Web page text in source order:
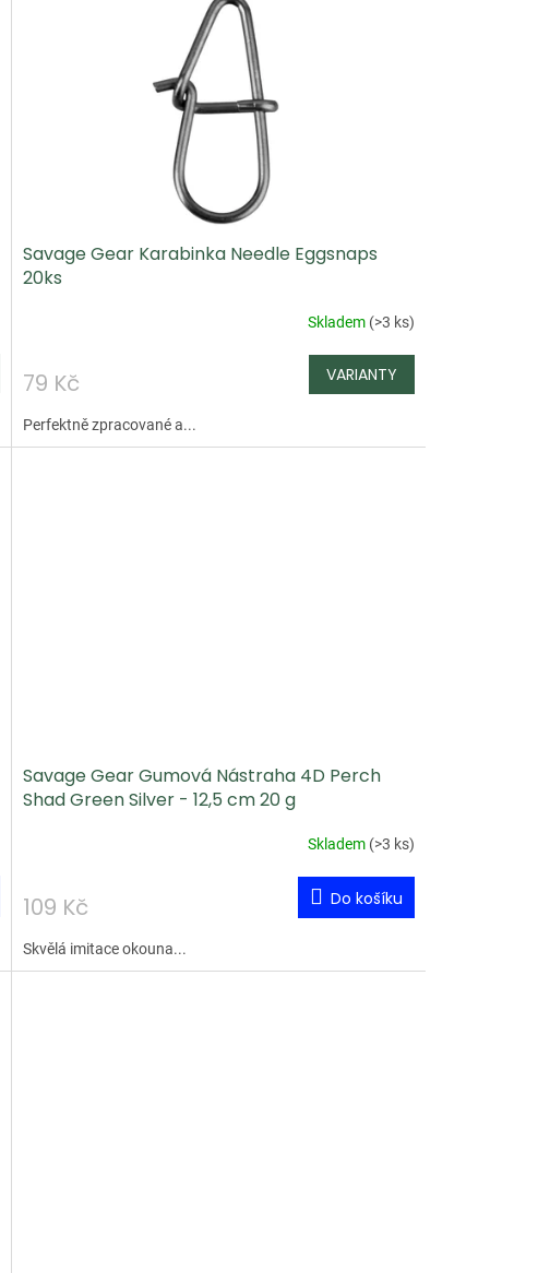
Savage Gear Karabinka Needle Eggsnaps
20ks
Skladem (>3 ks)
79 Kč
Perfektně zpracované a...
Savage Gear Gumová Nástraha 4D Perch
Shad Green Silver - 12,5 cm 20 g
Skladem (>3 ks)
109 Kč Do košíku
Skvělá imitace okouna...